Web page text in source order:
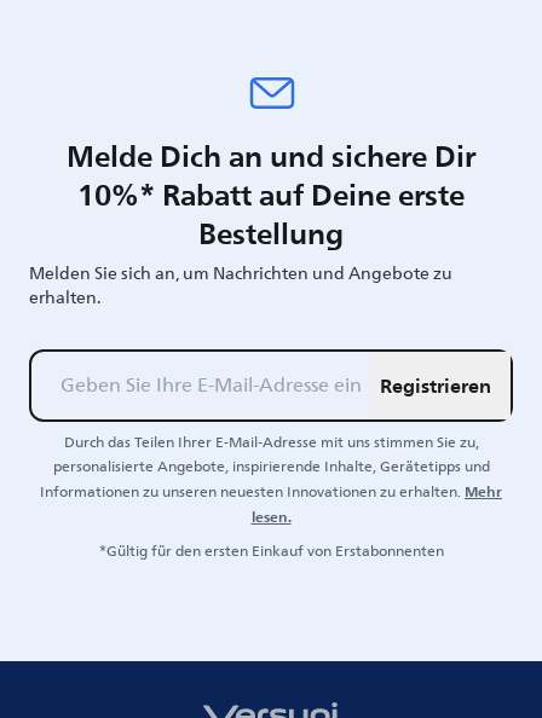
Melde Dich an und sichere Dir
10%* Rabatt auf Deine erste
Bestellung
Melden Sie sich an, um Nachrichten und Angebote zu
erhalten.
Registrieren
Durch das Teilen Ihrer E-Mail-Adresse mit uns stimmen Sie zu,
personalisierte Angebote, inspirierende Inhalte, Gerätetipps und
Informationen zu unseren neuesten Innovationen zu erhalten.Mehr
lesen.
*Gültig für den ersten Einkauf von Erstabonnenten